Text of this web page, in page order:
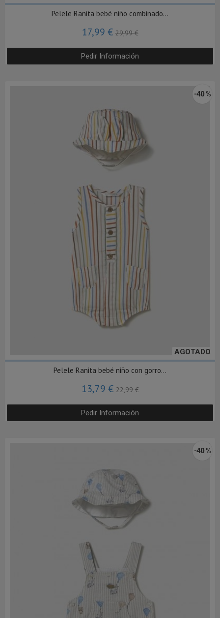
Pelele Ranita bebé niño combinado...
17,99 €29,99 €
Pedir Información
AGOTADO
-40 %
Pelele Ranita bebé niño con gorro...
13,79 €22,99 €
Pedir Información
-40 %